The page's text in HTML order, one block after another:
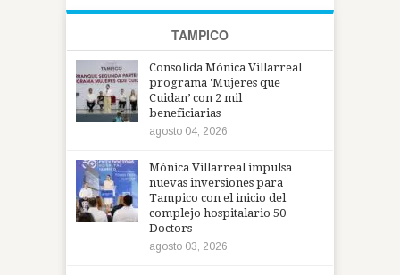
TAMPICO
Consolida Mónica Villarreal
programa ‘Mujeres que
Cuidan’ con 2 mil
beneficiarias
agosto 04, 2026
Mónica Villarreal impulsa
nuevas inversiones para
Tampico con el inicio del
complejo hospitalario 50
Doctors
agosto 03, 2026